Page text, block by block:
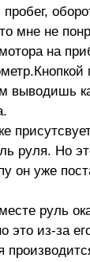
мне не
на
выводишь
руля. Но
он уже
руль
это из-за